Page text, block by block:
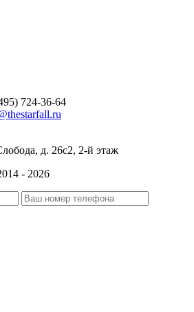
724-36-64
д. 26с2, 2-й этаж
- 2026